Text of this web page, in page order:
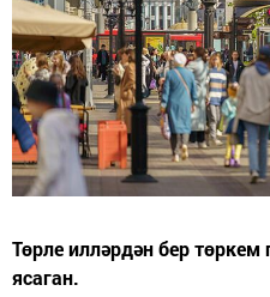
Төрле илләрдән бер
ясаган.